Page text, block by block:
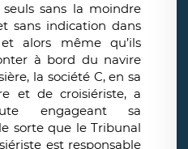
sans la moindre
sans indication dans
alors même qu’ils
à bord du navire
la société C, en sa
et de croisiériste, a
engageant sa
sorte que le Tribunal
est responsable